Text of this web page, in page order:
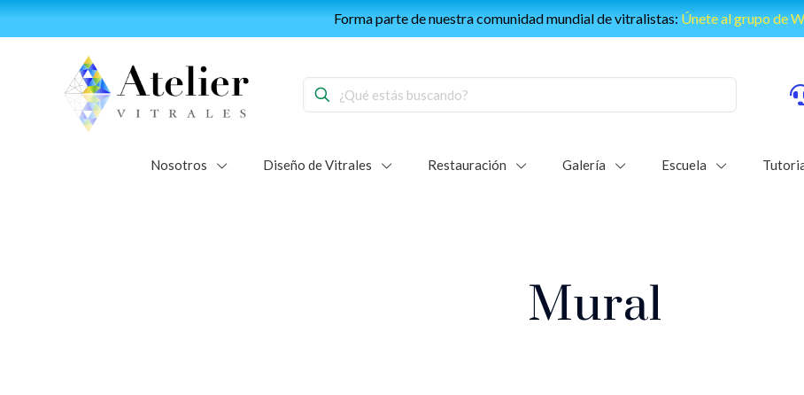
Forma parte de nuestra comunidad mundial de vitralistas: Únete al grupo de
Nosotros Diseño de Vitrales Restauración Galería Escuela
Mural